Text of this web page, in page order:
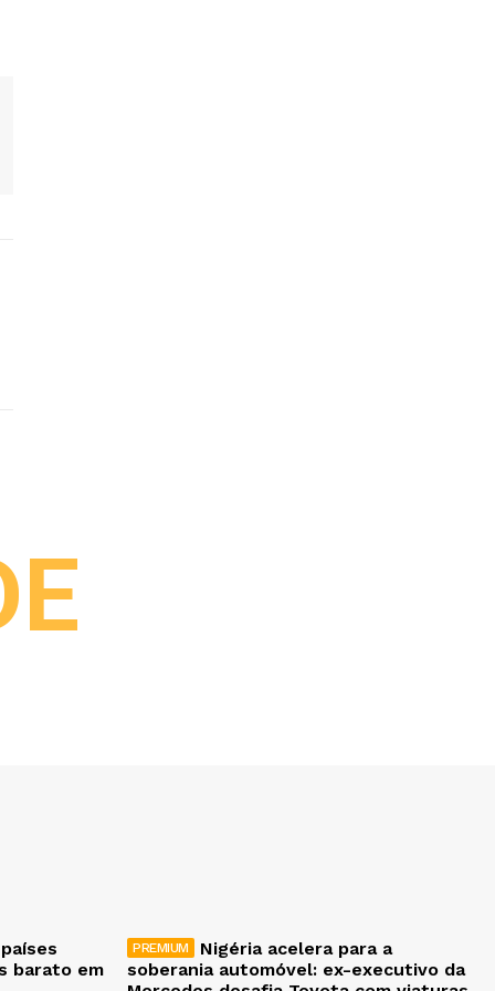
barato em
Nigéria acelera para a
soberania automóvel: ex-executivo da